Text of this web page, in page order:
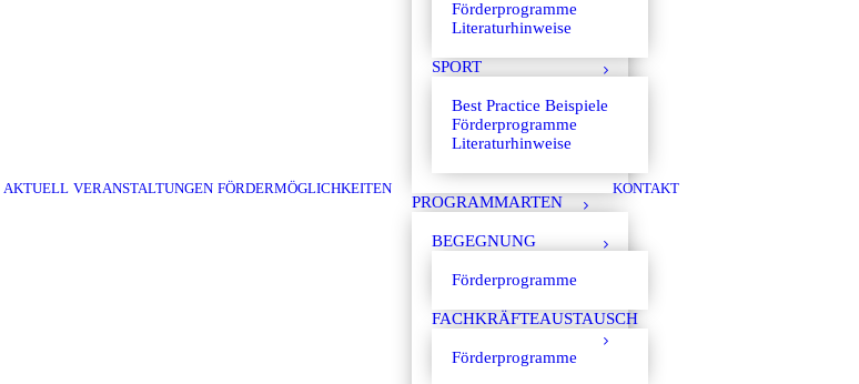
AKTUELL VERANSTALTUNGEN FÖRDERMÖGLICHKEITEN
Förderprogramme
Literaturhinweise
SPORT
Best Practice Beispiele
Förderprogramme
Literaturhinweise
PROGRAMMARTEN
BEGEGNUNG
Förderprogramme
FACHKRÄFTEAUSTAUSCH
Förderprogramme
KONTAKT